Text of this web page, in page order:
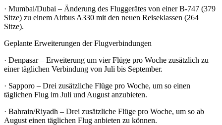
· Mumbai/Dubai – Änderung des Fluggerätes von einer B-747 (379
Sitze) zu einem Airbus A330 mit den neuen Reiseklassen (264
Sitze).
Geplante Erweiterungen der Flugverbindungen
· Denpasar – Erweiterung um vier Flüge pro Woche zusätzlich zu
einer täglichen Verbindung von Juli bis September.
· Sapporo – Drei zusätzliche Flüge pro Woche, um so einen
täglichen Flug im Juli und August anzubieten.
· Bahrain/Riyadh – Drei zusätzliche Flüge pro Woche, um so ab
August einen täglichen Flug anbieten zu können.